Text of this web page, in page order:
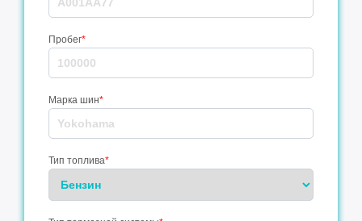
Пробег*
Марка шин*
Тип топлива*